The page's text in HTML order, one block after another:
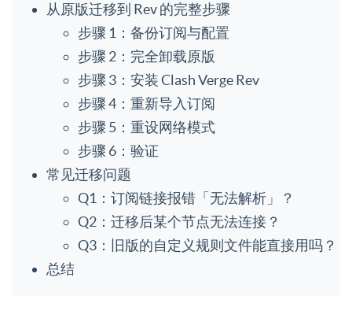
从原版迁移到 Rev 的完整步骤
步骤 1：备份订阅与配置
步骤 2：完全卸载原版
步骤 3：安装 Clash Verge Rev
步骤 4：重新导入订阅
步骤 5：重设网络模式
步骤 6：验证
常见迁移问题
Q1：订阅链接报错「无法解析」？
Q2：迁移后某个节点无法连接？
Q3：旧版的自定义规则文件能直接用吗？
总结